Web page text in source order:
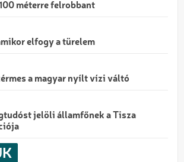
méterre felrobbant
elfogy a türelem
a magyar nyílt vízi váltó
jelöli államfőnek a Tisza